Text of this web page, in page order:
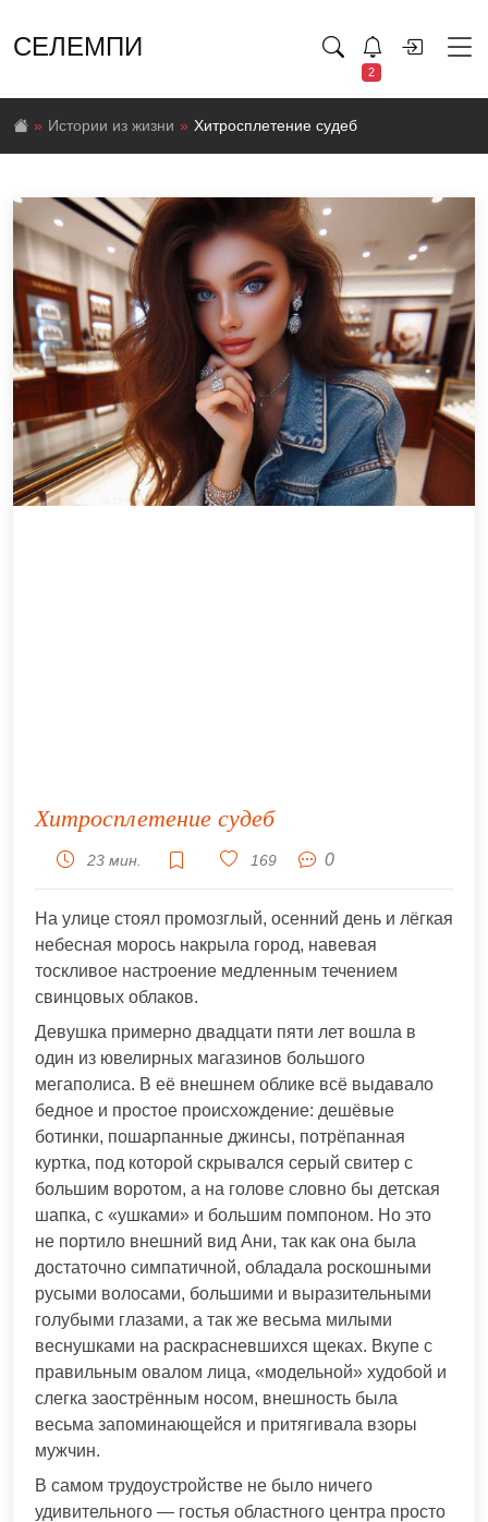
СЕЛЕМПИ
2
Истории из жизни Хитросплетение судеб
Хитросплетение судеб
23 мин. 169 0
На улице стоял промозглый, осенний день и лёгкая
небесная морось накрыла город, навевая
тоскливое настроение медленным течением
свинцовых облаков.
Девушка примерно двадцати пяти лет вошла в
один из ювелирных магазинов большого
мегаполиса. В её внешнем облике всё выдавало
бедное и простое происхождение: дешёвые
ботинки, пошарпанные джинсы, потрёпанная
куртка, под которой скрывался серый свитер с
большим воротом, а на голове словно бы детская
шапка, с «ушками» и большим помпоном. Но это
не портило внешний вид Ани, так как она была
достаточно симпатичной, обладала роскошными
русыми волосами, большими и выразительными
голубыми глазами, а так же весьма милыми
веснушками на раскрасневшихся щеках. Вкупе с
правильным овалом лица, «модельной» худобой и
слегка заострённым носом, внешность была
весьма запоминающейся и притягивала взоры
мужчин.
В самом трудоустройстве не было ничего
удивительного — гостья областного центра просто